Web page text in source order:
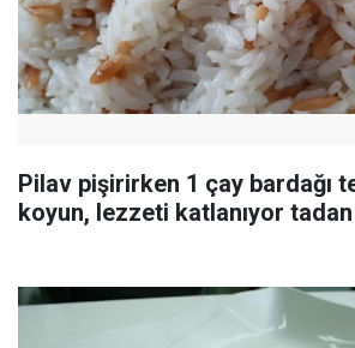
Pilav pişirirken 1 çay bardağı
koyun, lezzeti katlanıyor